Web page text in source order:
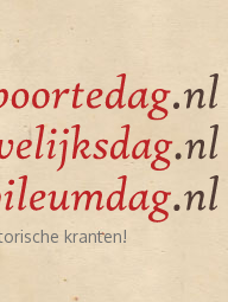
kranten!